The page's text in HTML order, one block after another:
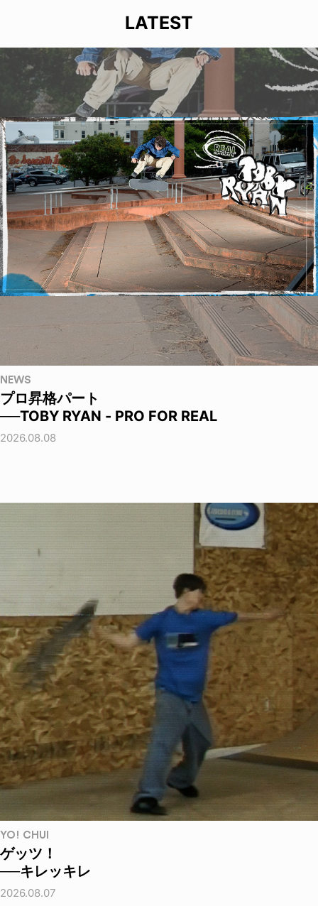
LATEST
NEWS
プロ昇格パート
──TOBY RYAN - PRO FOR REAL
2026.08.08
YO! CHUI
ゲッツ！
──キレッキレ
2026.08.07